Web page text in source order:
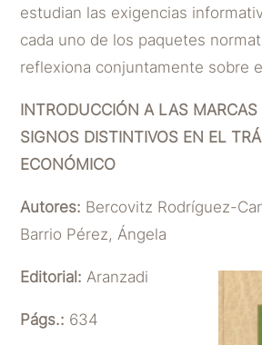
estudian las exigencias
cada uno de los paquetes
reflexiona conjuntamente sobre
INTRODUCCIÓN A LAS MARCAS
SIGNOS DISTINTIVOS EN EL
ECONÓMICO
Autores: Bercovitz Rodríguez-
Barrio Pérez, Ángela
Editorial: Aranzadi
Págs.: 634